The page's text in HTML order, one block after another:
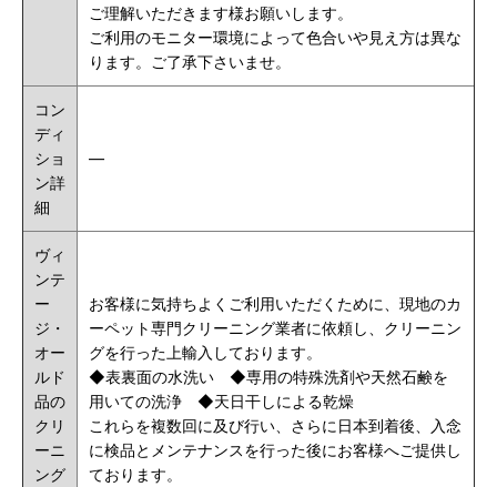
ご理解いただきます様お願いします。
ご利用のモニター環境によって色合いや見え方は異な
ります。ご了承下さいませ。
コン
ディ
ショ
ン詳
細
―
ヴィ
ンテ
ー
ジ・
オー
ルド
品の
クリ
ーニ
ング
お客様に気持ちよくご利用いただくために、現地のカ
ーペット専門クリーニング業者に依頼し、クリーニン
グを行った上輸入しております。
◆表裏面の水洗い ◆専用の特殊洗剤や天然石鹸を
用いての洗浄 ◆天日干しによる乾燥
これらを複数回に及び行い、さらに日本到着後、入念
に検品とメンテナンスを行った後にお客様へご提供し
ております。